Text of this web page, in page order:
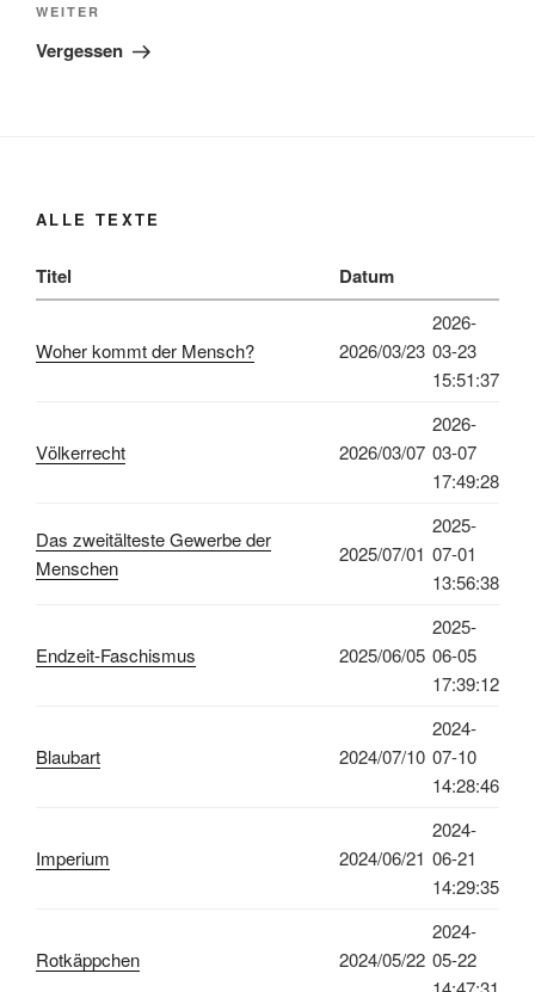
Nächster
Beitrag
WEITER
Vergessen
ALLE TEXTE
Titel Datum
Woher kommt der Mensch? 2026/03/23
2026-
03-23
15:51:37
Völkerrecht 2026/03/07
2026-
03-07
17:49:28
Das zweitälteste Gewerbe der
Menschen
2025/07/01
2025-
07-01
13:56:38
Endzeit-Faschismus 2025/06/05
2025-
06-05
17:39:12
Blaubart 2024/07/10
2024-
07-10
14:28:46
Imperium 2024/06/21
2024-
06-21
14:29:35
Rotkäppchen 2024/05/22
2024-
05-22